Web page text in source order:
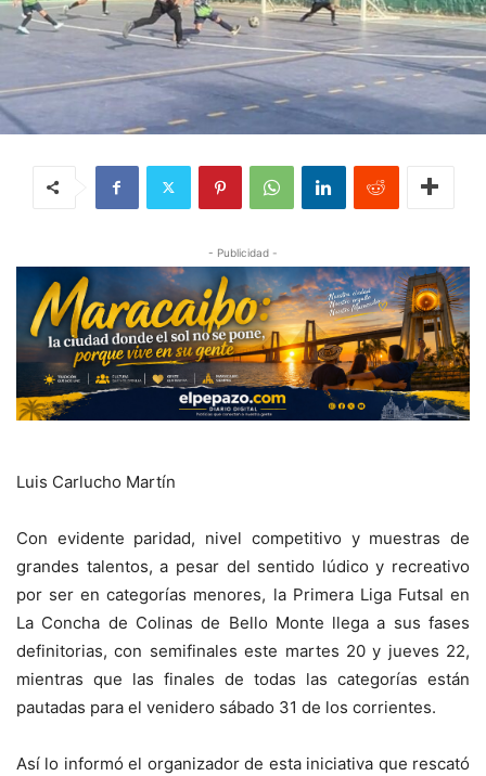
- Publicidad -
Luis Carlucho Martín
Con evidente paridad, nivel competitivo y muestras de
grandes talentos, a pesar del sentido lúdico y recreativo
por ser en categorías menores, la Primera Liga Futsal en
La Concha de Colinas de Bello Monte llega a sus fases
definitorias, con semifinales este martes 20 y jueves 22,
mientras que las finales de todas las categorías están
pautadas para el venidero sábado 31 de los corrientes.
Así lo informó el organizador de esta iniciativa que rescató